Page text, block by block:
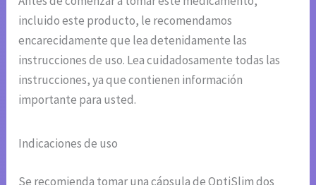
incluido este producto, le recomendamos
encarecidamente que lea detenidamente las
instrucciones de uso. Lea cuidadosamente todas las
instrucciones, ya que contienen información
importante para usted.
Indicaciones de uso
Se recomienda tomar una cápsula de OptiSlim dos